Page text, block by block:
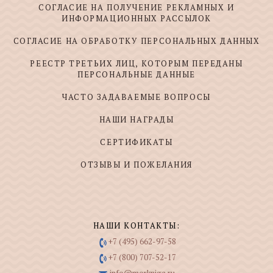
СОГЛАСИЕ НА ПОЛУЧЕНИЕ РЕКЛАМНЫХ И
ИНФОРМАЦИОННЫХ РАССЫЛОК
СОГЛАСИЕ НА ОБРАБОТКУ ПЕРСОНАЛЬНЫХ ДАННЫХ
РЕЕСТР ТРЕТЬИХ ЛИЦ, КОТОРЫМ ПЕРЕДАНЫ
ПЕРСОНАЛЬНЫЕ ДАННЫЕ
ЧАСТО ЗАДАВАЕМЫЕ ВОПРОСЫ
НАШИ НАГРАДЫ
СЕРТИФИКАТЫ
ОТЗЫВЫ И ПОЖЕЛАНИЯ
НАШИ КОНТАКТЫ:
+7 (495) 662-97-58
+7 (800) 707-52-17